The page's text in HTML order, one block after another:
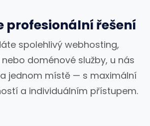
profesionální řešení
spolehlivý webhosting,
doménové služby, u nás
jednom místě — s maximální
a individuálním přístupem.